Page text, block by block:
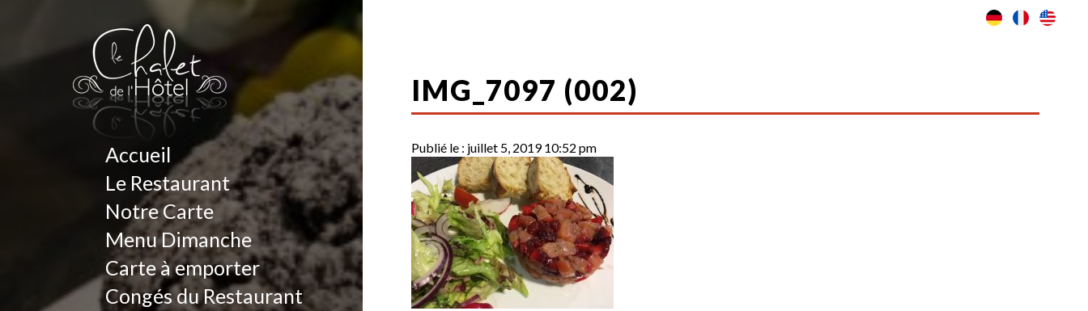
Accueil
Le Restaurant
Notre Carte
Menu Dimanche
Carte à emporter
Congés du Restaurant
IMG_7097 (002)
Publié le : juillet 5, 2019 10:52 pm